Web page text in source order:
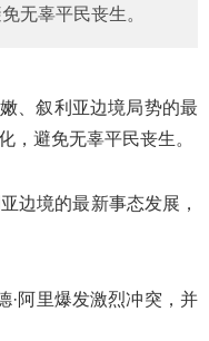
无辜平民丧生。
、叙利亚边境局势的最
，避免无辜平民丧生。
边境的最新事态发展，
·阿里爆发激烈冲突，并